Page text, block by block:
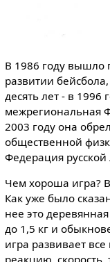
В 1986 году вышло
развитии
десять лет - в 1996
межрегиональная
2003 году она
общественной
Федерация русской
Чем хороша игра?
Как уже было
нее это
до 1,5 кг и
игра развивает
реакцию,